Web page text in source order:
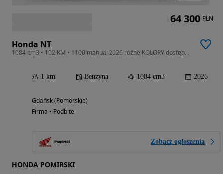
Honda NT
1084 cm3 • 102 KM • 1100 manual 2026 różne KOLORY dostępny OD RĘKI Gwarancja 6 lat
1 km Benzyna 1084 cm3 2026
Gdańsk (Pomorskie)
Firma • Podbite
Zobacz ogłoszenia
HONDA POMIRSKI
64 300 PLN